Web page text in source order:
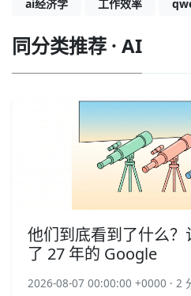
ai经济学 工作效率
同分类推荐 · AI
他们到底看到了什么
了 27 年的 Google
2026-08-07 00:00:00 +0000 · 2